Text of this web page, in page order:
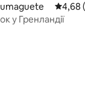
4,68
у Гренландії